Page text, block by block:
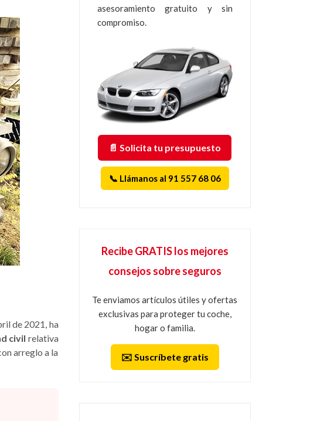
de 2021, ha
civil relativa
arreglo a la
asesoramiento gratuito y sin
compromiso.
📄 Solicita tu presupuesto
📞 Llámanos al 91 557 68 06
Recibe GRATIS los mejores
consejos sobre seguros
Te enviamos artículos útiles y ofertas
exclusivas para proteger tu coche,
hogar o familia.
✉️ Suscríbete gratis